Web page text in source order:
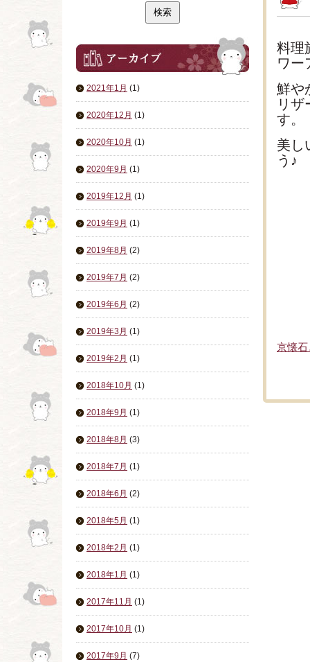
2021年1月 (1)
2020年12月 (1)
2020年10月 (1)
2020年9月 (1)
2019年12月 (1)
2019年9月 (1)
2019年8月 (2)
2019年7月 (2)
2019年6月 (2)
2019年3月 (1)
2019年2月 (1)
2018年10月 (1)
2018年9月 (1)
2018年8月 (3)
2018年7月 (1)
2018年6月 (2)
2018年5月 (1)
2018年2月 (1)
2018年1月 (1)
2017年11月 (1)
2017年10月 (1)
2017年9月 (7)
料理
ワー
鮮や
リ
す。
美し
う♪
京懐